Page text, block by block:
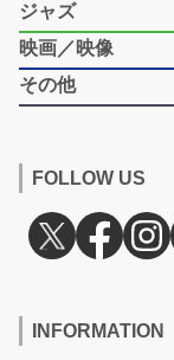
ジャズ
映画／映像
その他
FOLLOW US
INFORMATION